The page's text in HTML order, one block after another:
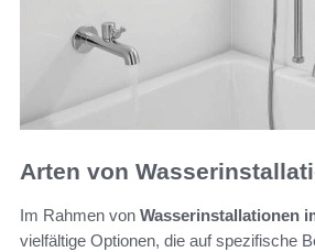
Arten von
Im Rahmen von Wasserinstallationen
vielfältige Optionen, die auf spezifische